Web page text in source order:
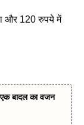
और 120 रुपये में
बादल का वजन